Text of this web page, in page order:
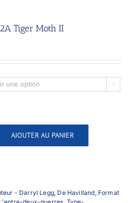
Tiger Moth II
€

AJOUTER AU PANIER
- Darryl Legg, De Havilland Format